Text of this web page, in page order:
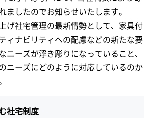
ましたのでお知らせいたします。
げ社宅管理の最新情勢として、家具付
ィナビリティへの配慮などの新たな要
ニーズが浮き彫りになっていること、
ニーズにどのように対応しているのか
社宅制度